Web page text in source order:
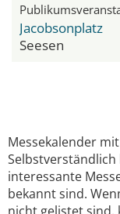
Jacobsonplatz
Seesen
Messekalender
Selbstverständlich
interessante
bekannt sind.